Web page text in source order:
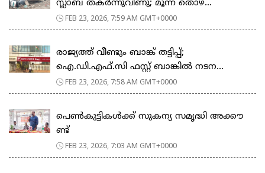
സ്ലാബ് തകർന്നുവീണു; മൂന്ന് തൊഴ...
FEB 23, 2026, 7:59 AM GMT+0000
രാജ്യത്ത് വീണ്ടും ബാങ്ക് തട്ടിപ്പ്;
ഐ.ഡി.എഫ്.സി ഫസ്റ്റ് ബാങ്കിൽ നടന...
FEB 23, 2026, 7:58 AM GMT+0000
പെ​ൺ​കു​ട്ടി​ക​ൾ​ക്ക് സു​ക​ന്യ സ​മൃ​ദ്ധി അ​ക്കൗ​
ണ്ട്
FEB 23, 2026, 7:03 AM GMT+0000